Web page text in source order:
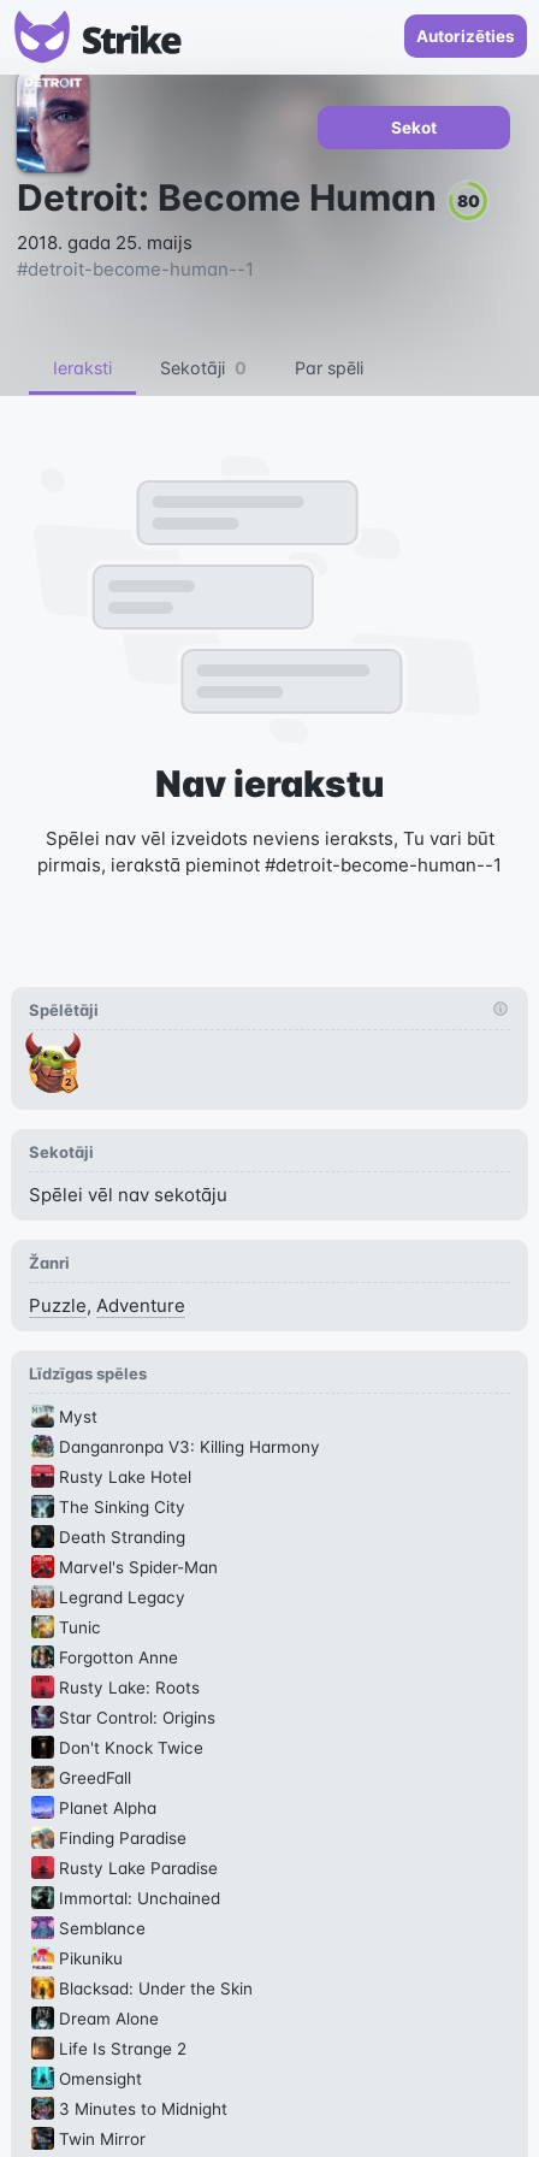
Autorizēties
Detroit: Become Human 80
2018. gada 25. maijs
#detroit-become-human--1
Sekot
Ieraksti Sekotāji 0 Par spēli
Nav ierakstu
Spēlei nav vēl izveidots neviens ieraksts, Tu vari būt
pirmais, ierakstā pieminot #detroit-become-human--1
Spēlētāji
Sekotāji
Spēlei vēl nav sekotāju
Žanri
Puzzle, Adventure
Līdzīgas spēles
Myst
Danganronpa V3: Killing Harmony
Rusty Lake Hotel
The Sinking City
Death Stranding
Marvel's Spider-Man
Legrand Legacy
Tunic
Forgotton Anne
Rusty Lake: Roots
Star Control: Origins
Don't Knock Twice
GreedFall
Planet Alpha
Finding Paradise
Rusty Lake Paradise
Immortal: Unchained
Semblance
Pikuniku
Blacksad: Under the Skin
Dream Alone
Life Is Strange 2
Omensight
3 Minutes to Midnight
Twin Mirror